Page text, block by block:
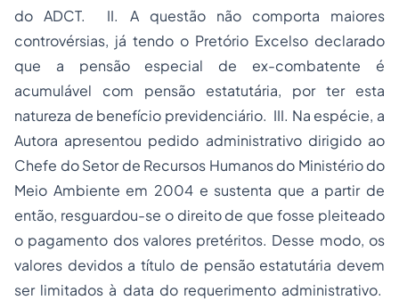
do ADCT. II. A questão não comporta maiores
controvérsias, já tendo o Pretório Excelso declarado
que a pensão especial de ex-combatente é
acumulável com pensão estatutária, por ter esta
natureza de benefício previdenciário. III. Na espécie, a
Autora apresentou pedido administrativo dirigido ao
Chefe do Setor de Recursos Humanos do Ministério do
Meio Ambiente em 2004 e sustenta que a partir de
então, resguardou-se o direito de que fosse pleiteado
o pagamento dos valores pretéritos. Desse modo, os
valores devidos a título de pensão estatutária devem
ser limitados à data do requerimento administrativo.